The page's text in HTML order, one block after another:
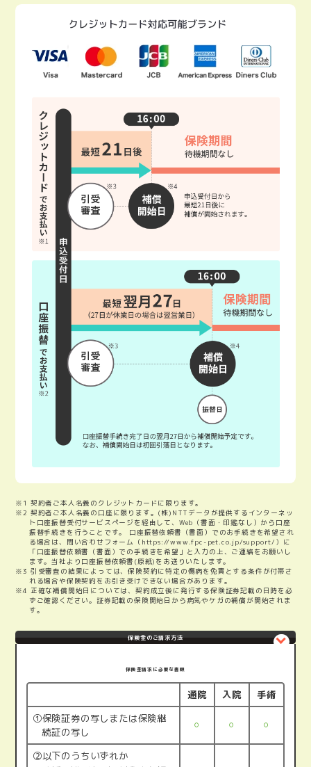
※1 契約者ご本人名義のクレジットカードに限ります。
※2 契約者ご本人名義の口座に限ります。(株)NTTデータが提供するインターネッ
ト口座振替受付サービスページを経由して、Web（書面・印鑑なし）から口座
振替手続きを行うことです。 口座振替依頼書（書面）でのお手続きを希望され
る場合は、問い合わせフォーム（https://www.fpc-pet.co.jp/support/）に
「口座振替依頼書（書面）での手続きを希望」と入力の上、ご連絡をお願いし
ます。当社より口座振替依頼書(原紙)をお送りいたします。
※3 引受審査の結果によっては、保険契約に特定の傷病を免責とする条件が付帯さ
れる場合や保険契約をお引き受けできない場合があります。
※4 正確な補償開始日については、契約成立後に発行する保険証券記載の日時を必
ずご確認ください。証券記載の保険開始日から病気やケガの補償が開始されま
す。
保険金のご請求方法
保険金請求に必要な書類
通院 入院
手術
①保険証券の写しまたは保険継
続証の写し
〇 〇 〇
②以下のうちいずれか